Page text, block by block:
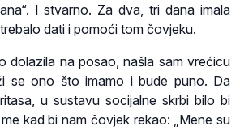
I stvarno. Za dva, tri dana imala
dati i pomoći tom čovjeku.
dolazila na posao, našla sam vrećicu
se ono što imamo i bude puno. Da
u sustavu socijalne skrbi bilo bi
kad bi nam čovjek rekao: „Mene su